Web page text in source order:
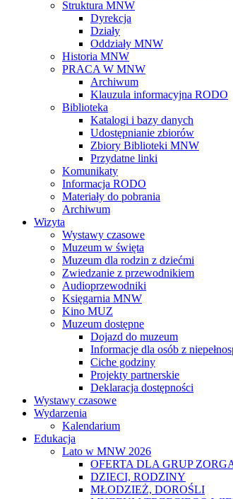
Struktura MNW
Dyrekcja
Działy
Oddziały MNW
Historia MNW
PRACA W MNW
Archiwum
Klauzula informacyjna RODO
Biblioteka
Katalogi i bazy danych
Udostępnianie zbiorów
Zbiory Biblioteki MNW
Przydatne linki
Komunikaty
Informacja RODO
Materiały do pobrania
Archiwum
Wizyta
Wystawy czasowe
Muzeum w święta
Muzeum dla rodzin z dziećmi
Zwiedzanie z przewodnikiem
Audioprzewodniki
Księgarnia MNW
Kino MUZ
Muzeum dostępne
Dojazd do muzeum
Informacje dla osób z
Ciche godziny
Projekty partnerskie
Deklaracja dostępności
Wystawy czasowe
Wydarzenia
Kalendarium
Edukacja
Lato w MNW 2026
OFERTA DLA GRUP
DZIECI, RODZINY
MŁODZIEŻ, DOROŚLI